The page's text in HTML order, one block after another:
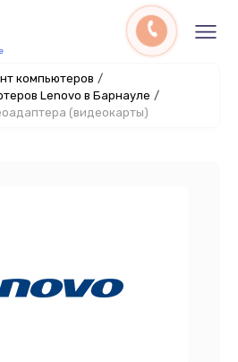
компьютеров /
Lenovo в Барнауле /
(видеокарты)